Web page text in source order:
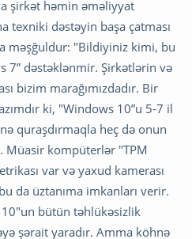
şirkət həmin əməliyyat
texniki dəstəyin başa çatması
məşğuldur: "Bildiyiniz kimi, bu
7” dəstəklənmir. Şirkətlərin və
bizim marağımızdadır. Bir
ki, "Windows 10”u 5-7 il
quraşdırmaqla heç də onun
Müasir kompüterlər "TPM
var və yaxud kamerası
da üztanıma imkanları verir.
bütün təhlükəsizlik
şərait yaradır. Amma köhnə